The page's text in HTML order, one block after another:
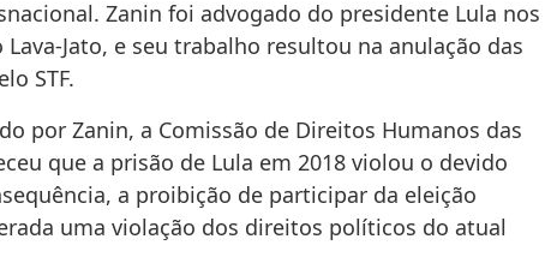
Zanin foi advogado do presidente Lula nos
Lava-Jato, e seu trabalho resultou na anulação das
STF.
por Zanin, a Comissão de Direitos Humanos das
que a prisão de Lula em 2018 violou o devido
a proibição de participar da eleição
uma violação dos direitos políticos do atual